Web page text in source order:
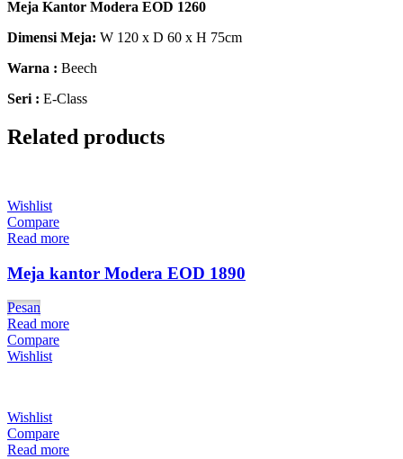
Meja Kantor Modera EOD 1260
Dimensi Meja: W 120 x D 60 x H 75cm
Warna : Beech
Seri : E-Class
Related products
Wishlist
Compare
Read more
Meja kantor Modera EOD 1890
Pesan
Read more
Compare
Wishlist
Wishlist
Compare
Read more